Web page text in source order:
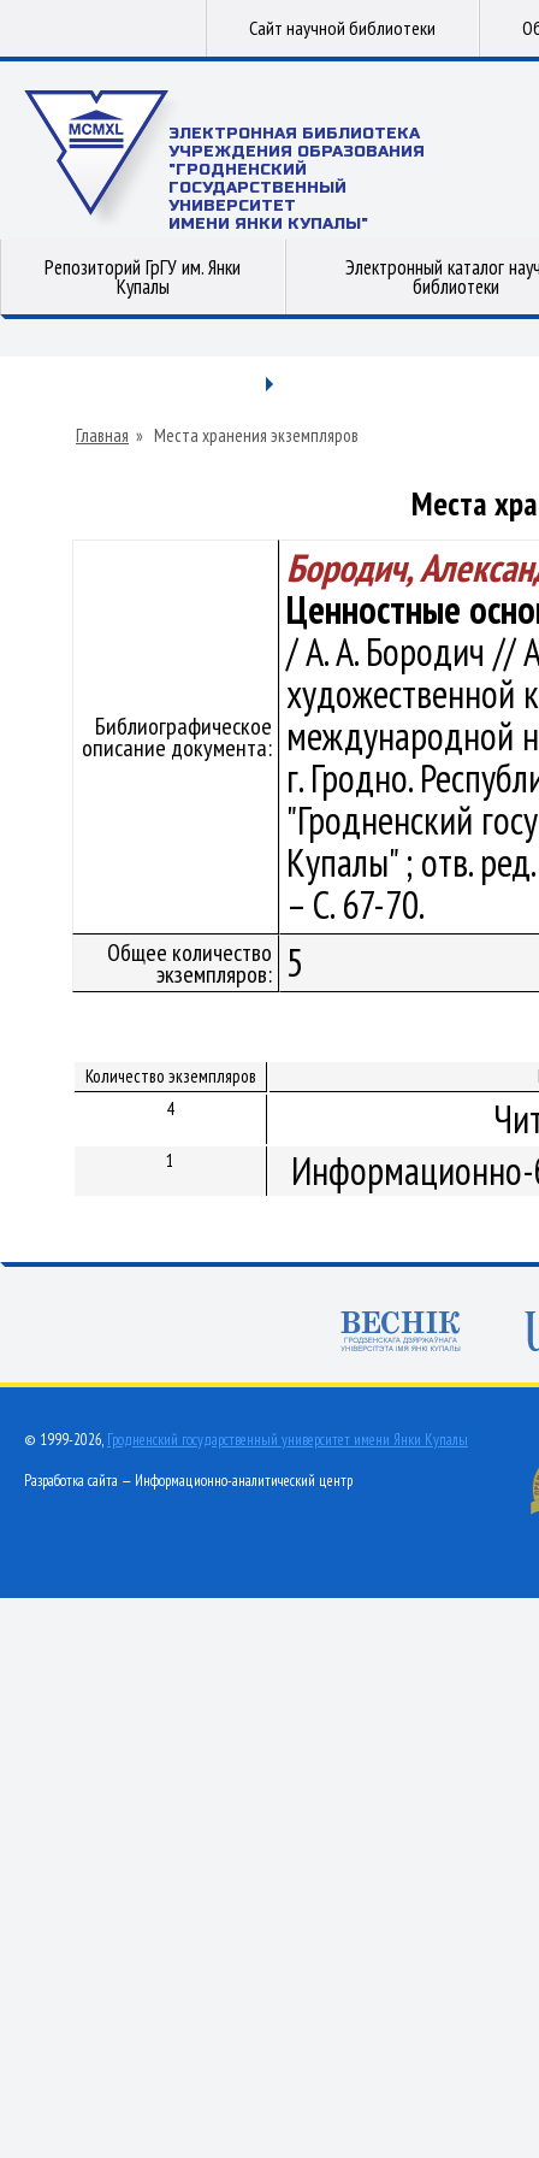
Сайт научной библиотеки
ЭЛЕКТРОННАЯ БИБЛИОТЕКА
УЧРЕЖДЕНИЯ ОБРАЗОВАНИЯ
"ГРОДНЕНСКИЙ
ГОСУДАРСТВЕННЫЙ
УНИВЕРСИТЕТ
ИМЕНИ ЯНКИ КУПАЛЫ"
Репозиторий ГрГУ им. Янки
Купалы
Электронный каталог
библиотеки
Главная » Места хранения экземпляров
Места
Библиографическое
описание документа:
Бородич,
Ценностные
/ А. А. Бородич //
художественной
международной
г. Гродно.
"Гродненский
Купалы" ; отв.
– С. 67-70.
Общее количество
экземпляров: 5
Количество экземпляров
4
1 Информационно-
© 1999-2026, Гродненский государственный университет имени Янки Купалы
Разработка сайта — Информационно-аналитический центр